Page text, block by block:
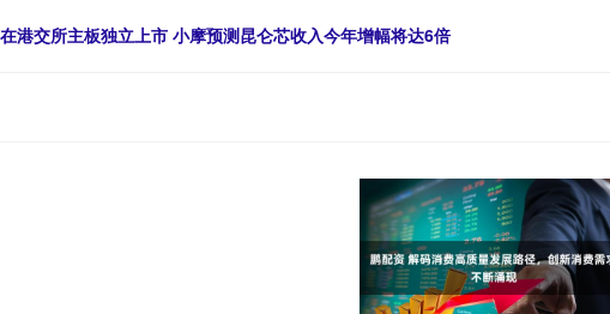
港交所主板独立上市 小摩预测昆仑芯收入今年增幅将达6倍